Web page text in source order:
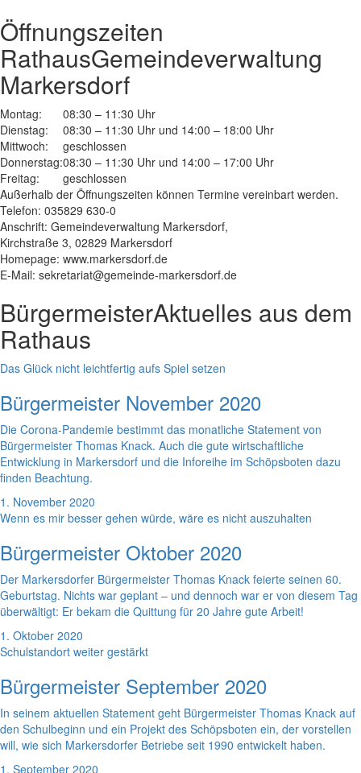
Öffnungszeiten
RathausGemeindeverwaltung
Markersdorf
Montag:
08:30 – 11:30 Uhr
Dienstag:
08:30 – 11:30 Uhr und 14:00 – 18:00 Uhr
Mittwoch:
geschlossen
Donnerstag:08:30 – 11:30 Uhr und 14:00 – 17:00 Uhr
Freitag:
geschlossen
Außerhalb der Öffnungszeiten können Termine vereinbart werden.
Telefon: 035829 630-0
Anschrift: Gemeindeverwaltung Markersdorf,
Kirchstraße 3, 02829 Markersdorf
Homepage: www.markersdorf.de
E-Mail: sekretariat@gemeinde-markersdorf.de
BürgermeisterAktuelles aus dem
Rathaus
Das Glück nicht leichtfertig aufs Spiel setzen
Bürgermeister November 2020
Die Corona-Pandemie bestimmt das monatliche Statement von
Bürgermeister Thomas Knack. Auch die gute wirtschaftliche
Entwicklung in Markersdorf und die Inforeihe im Schöpsboten dazu
finden Beachtung.
1. November 2020
Wenn es mir besser gehen würde, wäre es nicht auszuhalten
Bürgermeister Oktober 2020
Der Markersdorfer Bürgermeister Thomas Knack feierte seinen 60.
Geburtstag. Nichts war geplant – und dennoch war er von diesem Tag
überwältigt: Er bekam die Quittung für 20 Jahre gute Arbeit!
1. Oktober 2020
Schulstandort weiter gestärkt
Bürgermeister September 2020
In seinem aktuellen Statement geht Bürgermeister Thomas Knack auf
den Schulbeginn und ein Projekt des Schöpsboten ein, der vorstellen
will, wie sich Markersdorfer Betriebe seit 1990 entwickelt haben.
1. September 2020